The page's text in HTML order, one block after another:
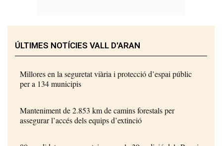
ÚLTIMES NOTÍCIES VALL D'ARAN
Millores en la seguretat viària i protecció d’espai públic
per a 134 municipis
Manteniment de 2.853 km de camins forestals per
assegurar l’accés dels equips d’extinció